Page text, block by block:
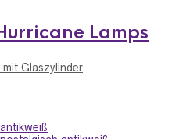
Lamps
Glaszylinder